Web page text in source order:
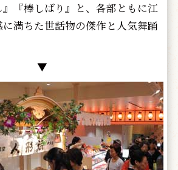
』『棒しばり』と、各部ともに江
満ちた世話物の傑作と人気舞踊
▼